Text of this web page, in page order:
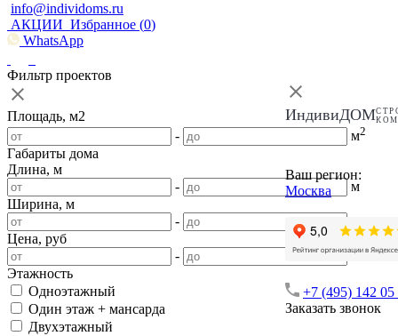
info@individoms.ru
АКЦИИ Избранное (0)
WhatsApp
ИндивиДОМ
Ваш регион:
Москва
+7 (495) 142 05
Заказать звонок
Фильтр проектов
Площадь, м2
-
м2
Габариты дома
Длина, м
-
м
Ширина, м
-
Цена, руб
-
Этажность
Одноэтажный
Один этаж + мансарда
Двухэтажный